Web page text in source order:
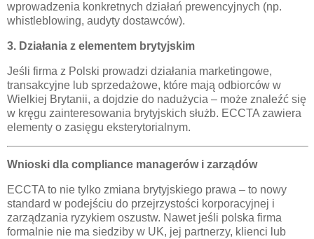
wprowadzenia konkretnych działań prewencyjnych (np.
whistleblowing, audyty dostawców).
3. Działania z elementem brytyjskim
Jeśli firma z Polski prowadzi działania marketingowe,
transakcyjne lub sprzedażowe, które mają odbiorców w
Wielkiej Brytanii, a dojdzie do nadużycia – może znaleźć się
w kręgu zainteresowania brytyjskich służb. ECCTA zawiera
elementy o zasięgu eksterytorialnym.
Wnioski dla compliance managerów i zarządów
ECCTA to nie tylko zmiana brytyjskiego prawa – to nowy
standard w podejściu do przejrzystości korporacyjnej i
zarządzania ryzykiem oszustw. Nawet jeśli polska firma
formalnie nie ma siedziby w UK, jej partnerzy, klienci lub